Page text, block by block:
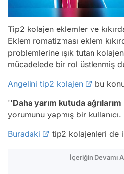
Tip2 kolajen eklemler ve
Eklem romatizması eklem
problemlerine ışık tutan
mücadelede bir rol üstlenmiş
Angelini tip2 kolajen
bu
''Daha yarım kutuda
yorumunu yapmış bir kullanıcı.
Buradaki
tip2 kolajenleri de
İçeriğin Devamı